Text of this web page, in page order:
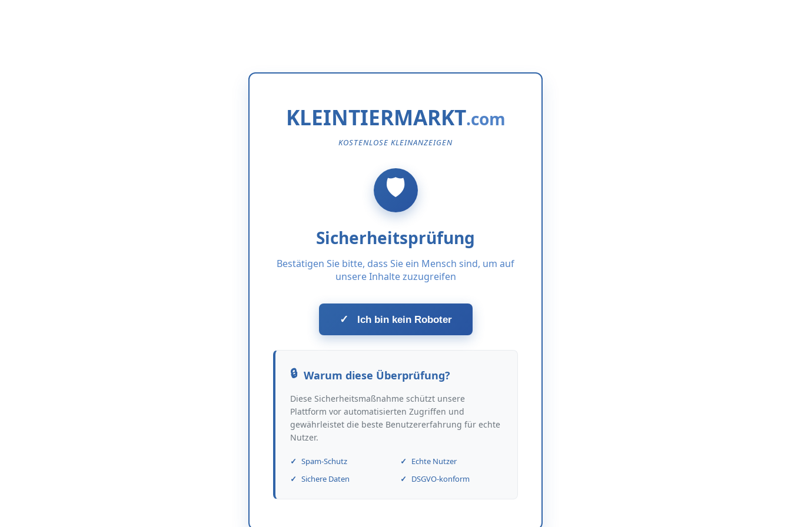
KLEINTIERMARKT
KOSTENLOSE KLEINANZEIGEN
Sicherheitsprüfung
Bestätigen Sie bitte, dass Sie ein Mensch sind, um auf
unsere Inhalte zuzugreifen
✓ Ich bin kein Roboter
Warum diese Überprüfung?
Diese Sicherheitsmaßnahme schützt unsere
Plattform vor automatisierten Zugriffen und
gewährleistet die beste Benutzererfahrung für echte
Nutzer.
Spam-Schutz
Echte Nutzer
Sichere Daten
DSGVO-konform